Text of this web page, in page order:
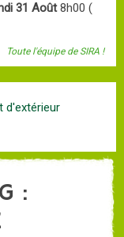
31 Août8h00 (
Toute l'équipe de SIRA !
d'extérieur
: